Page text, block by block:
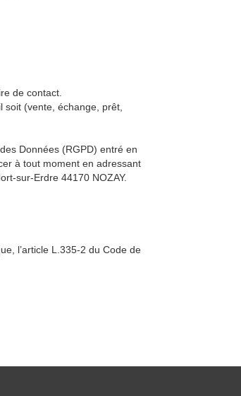
de contact.
(vente, échange, prêt,
Données (RGPD) entré en
à tout moment en adressant
sur-Erdre 44170 NOZAY.
l’article L.335-2 du Code de